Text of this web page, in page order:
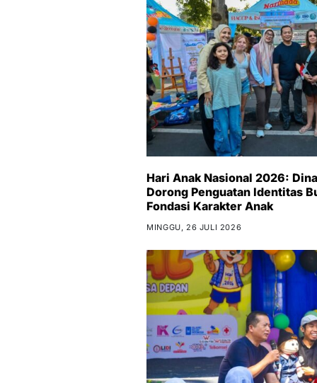
Hari Anak Nasional 2026:
Dorong Penguatan Identitas
Fondasi Karakter Anak
MINGGU, 26 JULI 2026